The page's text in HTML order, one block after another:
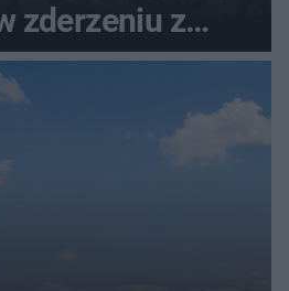
zderzeniu z